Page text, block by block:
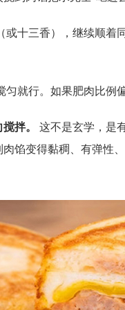
或十三香），继续顺着
匀就行。如果肥肉比例
拌。
这不是玄学，是
馅变得黏稠、有弹性